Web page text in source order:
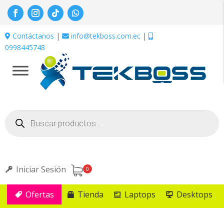
Contáctanos | info@tekboss.com.ec |
0998445748
productos
Iniciar Sesión 0
Ofertas Tienda Laptops
Desktops